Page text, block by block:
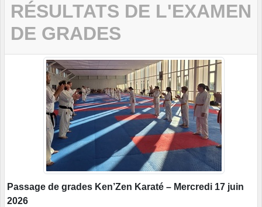
RÉSULTATS DE L'EXAMEN
DE GRADES
Passage de grades Ken’Zen Karaté – Mercredi 17 juin
2026